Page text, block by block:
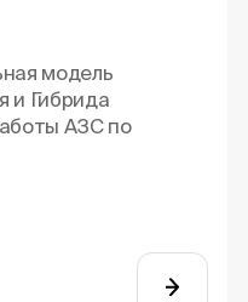
модель
и Гибрида
АЗС по